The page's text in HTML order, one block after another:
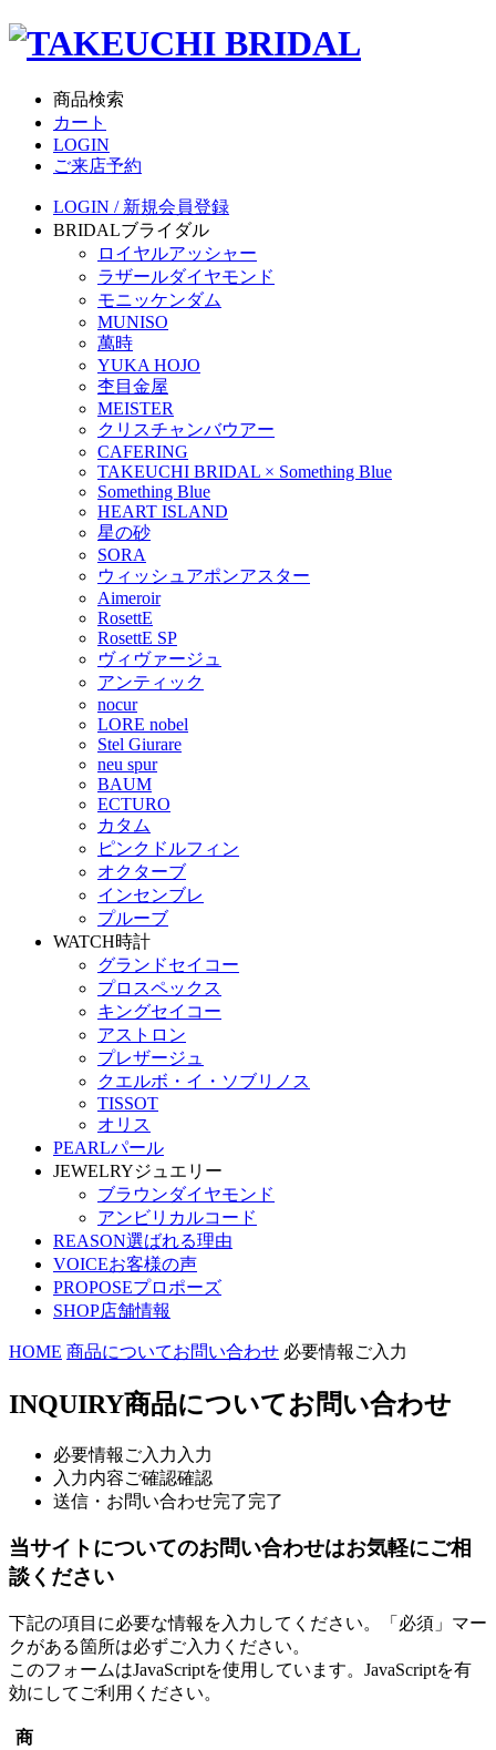
商品検索
カート
LOGIN
ご来店予約
LOGIN / 新規会員登録
BRIDALブライダル
ロイヤルアッシャー
ラザールダイヤモンド
モニッケンダム
MUNISO
萬時
YUKA HOJO
杢目金屋
MEISTER
クリスチャンバウアー
CAFERING
TAKEUCHI BRIDAL × Something Blue
Something Blue
HEART ISLAND
星の砂
SORA
ウィッシュアポンアスター
Aimeroir
RosettE
RosettE SP
ヴィヴァージュ
アンティック
nocur
LORE nobel
Stel Giurare
neu spur
BAUM
ECTURO
カタム
ピンクドルフィン
オクターブ
インセンブレ
プルーブ
WATCH時計
グランドセイコー
プロスペックス
キングセイコー
アストロン
プレザージュ
クエルボ・イ・ソブリノス
TISSOT
オリス
PEARLパール
JEWELRYジュエリー
ブラウンダイヤモンド
アンビリカルコード
REASON選ばれる理由
VOICEお客様の声
PROPOSEプロポーズ
SHOP店舗情報
HOME 商品についてお問い合わせ 必要情報ご入力
INQUIRY商品についてお問い合わせ
必要情報ご入力 入力
入力内容ご確認確認
送信・お問い合わせ完了完了
当サイトについてのお問い合わせはお気軽にご相
談ください
下記の項目に必要な情報を入力してください。「必須」マー
クがある箇所は必ずご入力ください。
このフォームはJavaScriptを使用しています。JavaScriptを有
効にしてご利用ください。
商